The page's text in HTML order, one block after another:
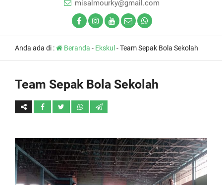
misalmourky@gmail.com
Anda ada di : Beranda - Ekskul -Team Sepak Bola Sekolah
Team Sepak Bola Sekolah